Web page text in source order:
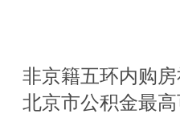
非京籍五环内购
北京市公积金最